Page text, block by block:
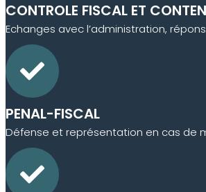
CONTROLE FISCAL ET
Echanges avec l’administration,
PENAL-FISCAL
Défense et représentation en cas de